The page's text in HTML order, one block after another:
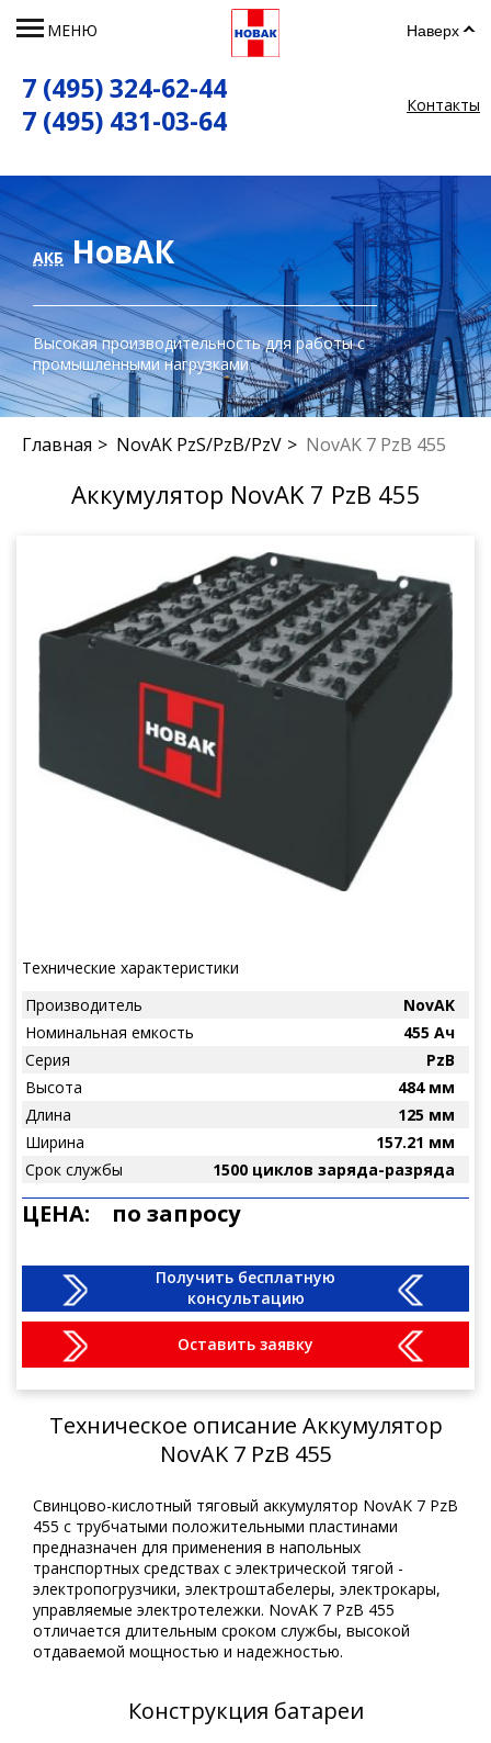
МЕНЮ Наверх
7 (495) 324-62-44
7 (495) 431-03-64
Контакты
АКБНовАК
Высокая производительность для работы с
промышленными нагрузками
Главная NovAK PzS/PzB/PzV NovAK 7 PzB 455
Аккумулятор NovAK 7 PzB 455
Технические характеристики
Производитель
NovAK
Номинальная емкость
455 Ач
Серия
PzB
Высота
484 мм
Длина
125 мм
Ширина
157.21 мм
Срок службы
1500 циклов заряда-разряда
ЦЕНА: по запросу
Получить бесплатную
консультацию
Оставить заявку
Техническое описание Аккумулятор
NovAK 7 PzB 455
Свинцово-кислотный тяговый аккумулятор NovAK 7 PzB
455 с трубчатыми положительными пластинами
предназначен для применения в напольных
транспортных средствах с электрической тягой -
электропогрузчики, электроштабелеры, электрокары,
управляемые электротележки. NovAK 7 PzB 455
отличается длительным сроком службы, высокой
отдаваемой мощностью и надежностью.
Конструкция батареи